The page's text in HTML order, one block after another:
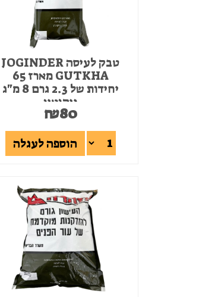
טבק לעיסה JOGINDER
GUTKHA מארז 65
יחידות של 2.3 גרם 8 מ"ג
ניקוטין
₪80
הוספה לעגלה